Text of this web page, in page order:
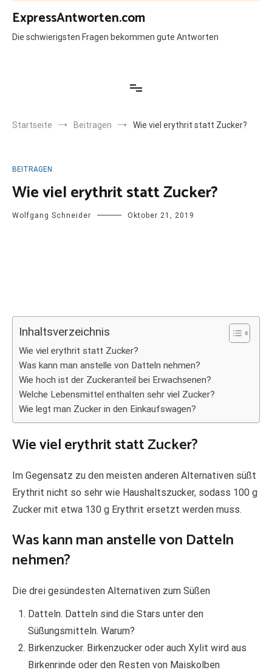
Zum
Inhalt
springen
ExpressAntworten.com
Die schwierigsten Fragen bekommen gute Antworten
Startseite Beitragen Wie viel erythrit statt Zucker?
BEITRAGEN
Wie viel erythrit statt Zucker?
Wolfgang Schneider Oktober 21, 2019
Inhaltsverzeichnis
Wie viel erythrit statt Zucker?
Was kann man anstelle von Datteln nehmen?
Wie hoch ist der Zuckeranteil bei Erwachsenen?
Welche Lebensmittel enthalten sehr viel Zucker?
Wie legt man Zucker in den Einkaufswagen?
Wie viel erythrit statt Zucker?
Im Gegensatz zu den meisten anderen Alternativen süßt
Erythrit nicht so sehr wie Haushaltszucker, sodass 100 g
Zucker mit etwa 130 g Erythrit ersetzt werden muss.
Was kann man anstelle von Datteln
nehmen?
Die drei gesündesten Alternativen zum Süßen
Datteln. Datteln sind die Stars unter den
Süßungsmitteln. Warum?
Birkenzucker. Birkenzucker oder auch Xylit wird aus
Birkenrinde oder den Resten von Maiskolben